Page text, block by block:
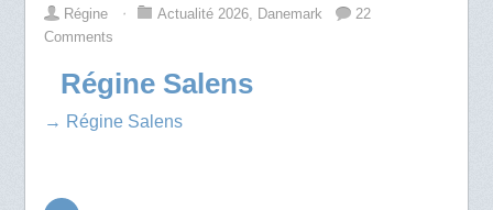
Régine ⋅ Actualité 2026, Danemark
22
Comments
Régine Salens
→ Régine Salens